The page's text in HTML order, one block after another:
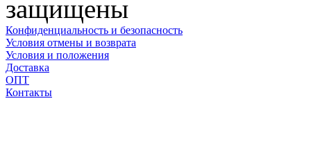
защищены
Конфиденциальность и безопасность
Условия отмены и возврата
Условия и положения
Доставка
ОПТ
Контакты